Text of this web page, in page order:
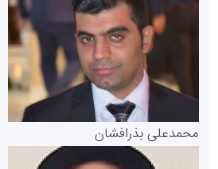
پایگاه خبری گفتمان یزد
سازمان بورس و اوراق بهادار
مرجع اخبار موثق در بازارسرمایه
محمدعلی بذرافشان